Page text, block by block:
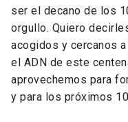
ser el decano de los
orgullo. Quiero
acogidos y cercanos
el ADN de este
aprovechemos para
y para los próximos